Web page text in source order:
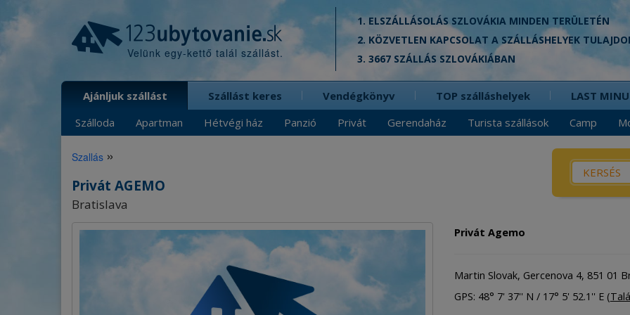
Velünk egy-kettő talál szállást.
1. ELSZÁLLÁSOLÁS SZLOVÁKIA MINDEN TERÜLETÉN
2. KÖZVETLEN KAPCSOLAT A SZÁLLÁSHELYEK
3. 3667 SZÁLLÁS SZLOVÁKIÁBAN
Ajánljuk szállást
Szálloda
Apartman Hétvégi ház Panzió Privát Gerendaház Turista szállások Camp
Szállást keres Vendégkönyv TOP szálláshelyek LAST
Mi az? /
Szallás »
Privát AGEMO
Bratislava
Privát Agemo
Martin Slovak, Gercenova 4, 851 01
GPS: 48° 7' 37'' N / 17° 5' 52.1'' E (